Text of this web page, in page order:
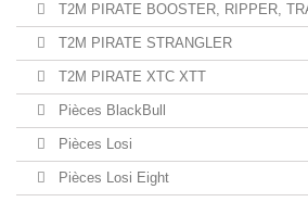
T2M PIRATE BOOSTER, RIPPER,
T2M PIRATE STRANGLER
T2M PIRATE XTC XTT
Pièces BlackBull
Pièces Losi
Pièces Losi Eight